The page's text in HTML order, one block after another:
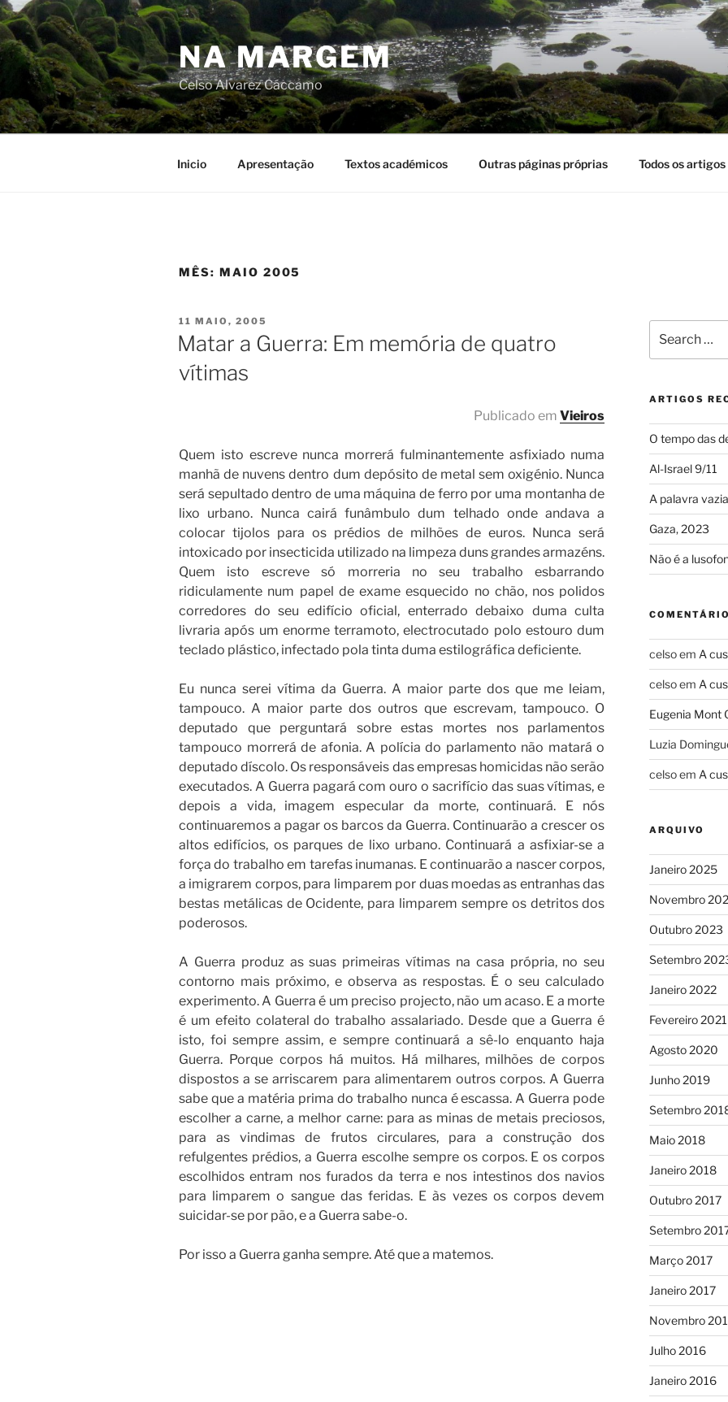
Skip
to
content
NA MARGEM
Celso Alvarez Cáccamo
Inicio Apresentação Textos académicos Outras páginas próprias Todos os artigos
MÊS: MAIO 2005
POSTED
ON
11 MAIO, 2005
Matar a Guerra: Em memória de quatro
vítimas
Publicado emVieiros
Quem isto escreve nunca morrerá fulminantemente asfixiado numa
manhã de nuvens dentro dum depósito de metal sem oxigénio. Nunca
será sepultado dentro de uma máquina de ferro por uma montanha de
lixo urbano. Nunca cairá funâmbulo dum telhado onde andava a
colocar tijolos para os prédios de milhões de euros. Nunca será
intoxicado por insecticida utilizado na limpeza duns grandes armazéns.
Quem isto escreve só morreria no seu trabalho esbarrando
ridiculamente num papel de exame esquecido no chão, nos polidos
corredores do seu edifício oficial, enterrado debaixo duma culta
livraria após um enorme terramoto, electrocutado polo estouro dum
teclado plástico, infectado pola tinta duma estilográfica deficiente.
Eu nunca serei vítima da Guerra. A maior parte dos que me leiam,
tampouco. A maior parte dos outros que escrevam, tampouco. O
deputado que perguntará sobre estas mortes nos parlamentos
tampouco morrerá de afonia. A polícia do parlamento não matará o
deputado díscolo. Os responsáveis das empresas homicidas não serão
executados. A Guerra pagará com ouro o sacrifício das suas vítimas, e
depois a vida, imagem especular da morte, continuará. E nós
continuaremos a pagar os barcos da Guerra. Continuarão a crescer os
altos edifícios, os parques de lixo urbano. Continuará a asfixiar-se a
força do trabalho em tarefas inumanas. E continuarão a nascer corpos,
a imigrarem corpos, para limparem por duas moedas as entranhas das
bestas metálicas de Ocidente, para limparem sempre os detritos dos
poderosos.
A Guerra produz as suas primeiras vítimas na casa própria, no seu
contorno mais próximo, e observa as respostas. É o seu calculado
experimento. A Guerra é um preciso projecto, não um acaso. E a morte
é um efeito colateral do trabalho assalariado. Desde que a Guerra é
isto, foi sempre assim, e sempre continuará a sê-lo enquanto haja
Guerra. Porque corpos há muitos. Há milhares, milhões de corpos
dispostos a se arriscarem para alimentarem outros corpos. A Guerra
sabe que a matéria prima do trabalho nunca é escassa. A Guerra pode
escolher a carne, a melhor carne: para as minas de metais preciosos,
para as vindimas de frutos circulares, para a construção dos
refulgentes prédios, a Guerra escolhe sempre os corpos. E os corpos
escolhidos entram nos furados da terra e nos intestinos dos navios
para limparem o sangue das feridas. E às vezes os corpos devem
suicidar-se por pão, e a Guerra sabe-o.
Por isso a Guerra ganha sempre. Até que a matemos.
for:
ARTIGOS
O tempo das
Al-Israel 9/11
A palavra vazia
Gaza, 2023
Não é a
celsoem A
celsoem A
Eugenia Mont
Luzia
celsoem A
ARQUIVO
Janeiro 2025
Novembro
Outubro 2023
Setembro
Janeiro 2022
Fevereiro 2021
Agosto 2020
Junho 2019
Setembro
Maio 2018
Janeiro 2018
Outubro 2017
Setembro
Março 2017
Janeiro 2017
Novembro
Julho 2016
Janeiro 2016